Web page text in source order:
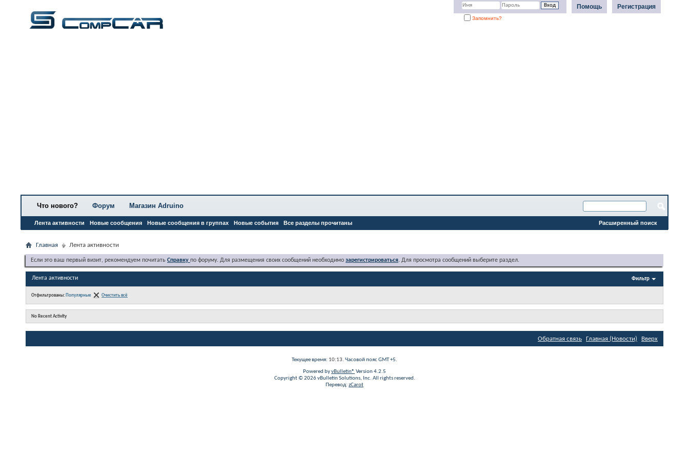
Регистрация
Помощь
Запомнить?
Что нового?
Лента активности Новые сообщения Новые сообщения в группах Новые события Все разделы прочитаны
Форум Магазин Adruino
Расширенный поиск
Главная Лента активности
Если это ваш первый визит, рекомендуем почитать Справку по форуму. Для размещения своих сообщений необходимо зарегистрироваться. Для просмотра сообщений выберите раздел.
Лента активности Фильтр
Отфильтрованы: Популярные Очистить всё
No Recent Activity
Обратная связь Главная (Новости) Вверх
Текущее время: 10:13. Часовой пояс GMT +5.
Powered byvBulletin® Version 4.2.5
Copyright © 2026 vBulletin Solutions, Inc. All rights reserved.
Перевод: zCarot